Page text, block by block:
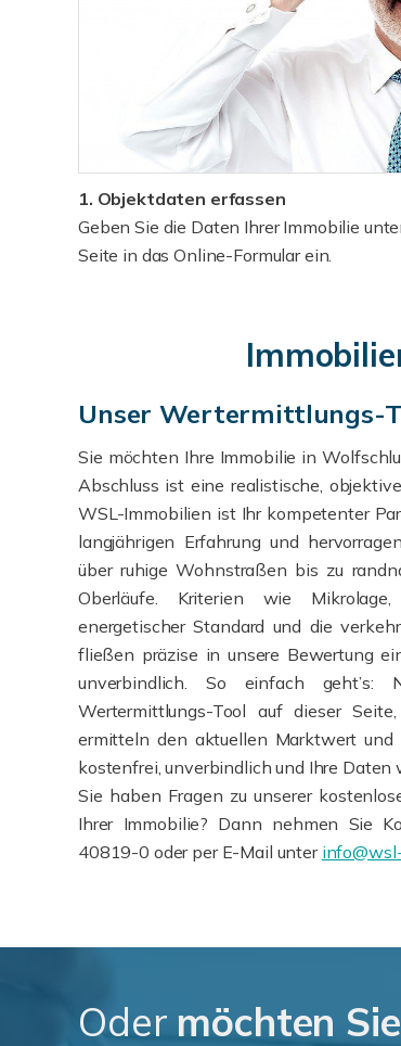
1. Objektdaten erfassen
Geben Sie die Daten Ihrer Immobilie
Seite in das Online-Formular ein.
Unser Wertermittlungs-
Sie möchten Ihre Immobilie in
Abschluss ist eine realistische,
WSL-Immobilien ist Ihr kompetenter
langjährigen Erfahrung und
über ruhige Wohnstraßen bis zu
Oberläufe. Kriterien wie Mikrolage,
energetischer Standard und die
fließen präzise in unsere Bewertung
unverbindlich. So einfach geht’s:
Wertermittlungs-Tool auf dieser
ermitteln den aktuellen Marktwert
kostenfrei, unverbindlich und Ihre Daten
Sie haben Fragen zu unserer
Ihrer Immobilie? Dann nehmen Sie
40819-0 oder per E-Mail unter
Oder möchten Sie